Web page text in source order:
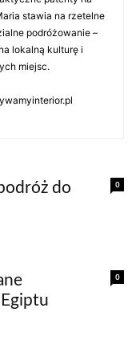
stawia na rzetelne
podróżowanie –
lokalną kulturę i
miejsc.
0
do
0